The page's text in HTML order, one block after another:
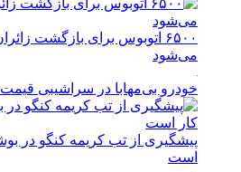
۶۵۰۰ اتوبوس برای بازگشت
می‌شود
خودرو بی‌مهابا در سراشیبی
پیشگیری از تب کریمه کنگو در
است